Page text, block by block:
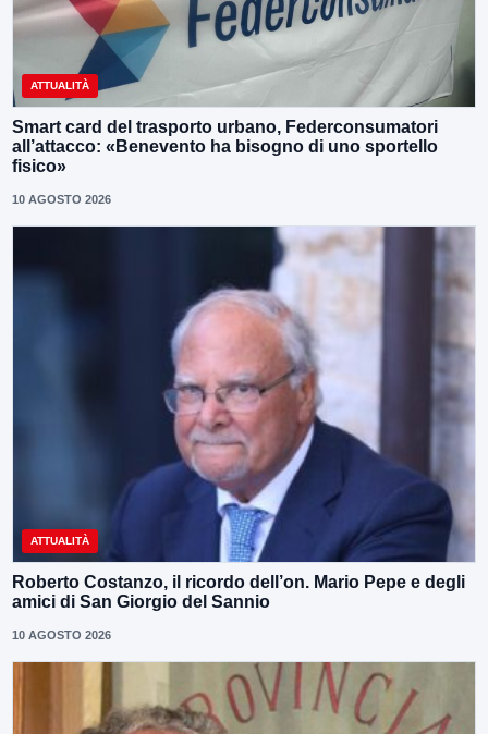
ATTUALITÀ
Smart card del trasporto urbano, Federconsumatori
all’attacco: «Benevento ha bisogno di uno sportello
fisico»
10 AGOSTO 2026
ATTUALITÀ
Roberto Costanzo, il ricordo dell’on. Mario Pepe e degli
amici di San Giorgio del Sannio
10 AGOSTO 2026